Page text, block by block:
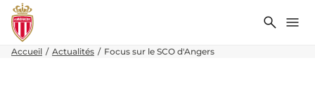
Accueil Actualités Focus sur le SCO d'Angers